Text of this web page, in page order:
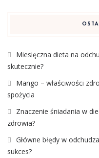
Miesięczna dieta na
skutecznie?
Mango – właściwości
spożycia
Znaczenie śniadania w
zdrowia?
Główne błędy w
sukces?